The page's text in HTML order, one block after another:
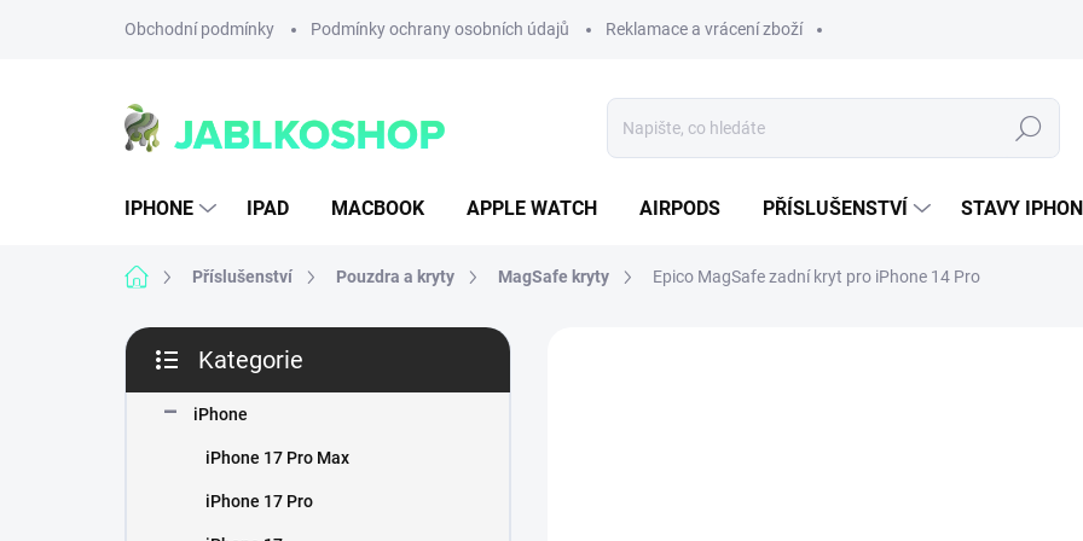
Obchodní podmínky Podmínky ochrany osobních údajů Reklamace a vrácení zboží
Hledat
IPHONE IPAD MACBOOK APPLE WATCH AIRPODS PŘÍSLUŠENSTVÍ STAVY
Domů Příslušenství Pouzdra a kryty MagSafe kryty Epico MagSafe zadní kryt pro iPhone 14 Pro
P
s
kategorie
Kategorie
iPhone
iPhone 17 Pro Max
iPhone 17 Pro